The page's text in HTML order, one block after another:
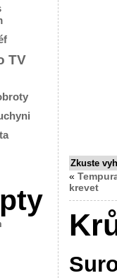
TV
Zkuste
«
krevet